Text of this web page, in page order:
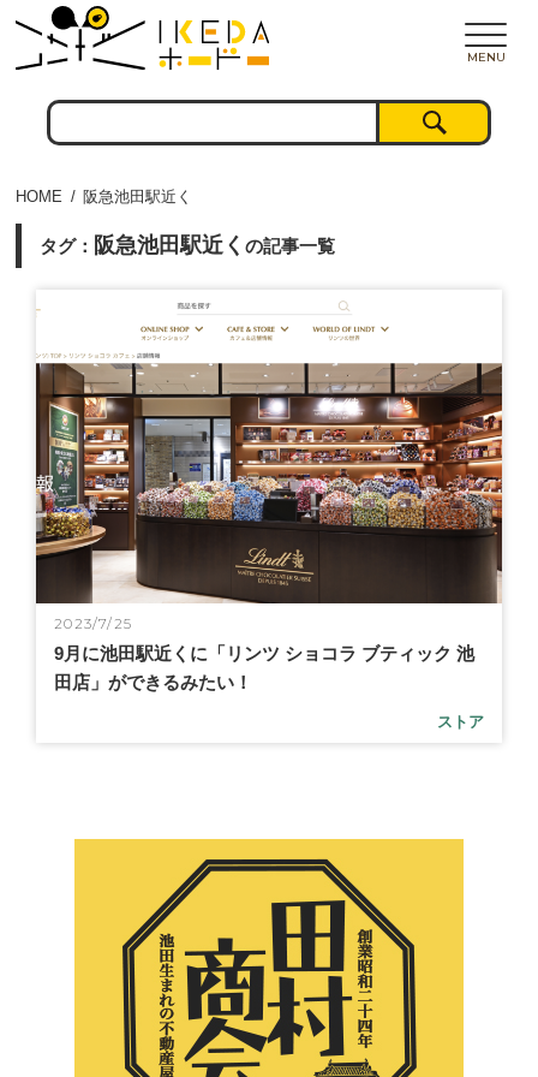
MENU
HOME 阪急池田駅近く
タグ： 阪急池田駅近く の記事一覧
2023/7/25
9月に池田駅近くに「リンツ ショコラ ブティック 池
田店」ができるみたい！
ストア